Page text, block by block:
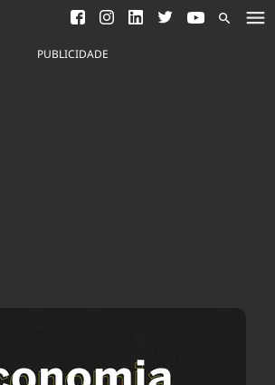
Saneamento
Indicadores
Podcast
Política
PUBLICIDADE